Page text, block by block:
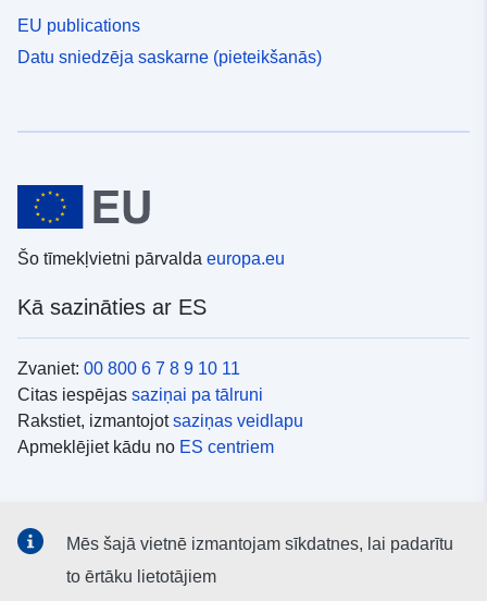
EU publications
Datu sniedzēja saskarne (pieteikšanās)
Šo tīmekļvietni pārvalda europa.eu
Kā sazināties ar ES
Zvaniet: 00 800 6 7 8 9 10 11
Citas iespējas saziņai pa tālruni
Rakstiet, izmantojotsaziņas veidlapu
Apmeklējiet kādu no ES centriem
ES kontisociālajos medijos
Mēs šajā vietnē izmantojam sīkdatnes, lai padarītu
to ērtāku lietotājiem